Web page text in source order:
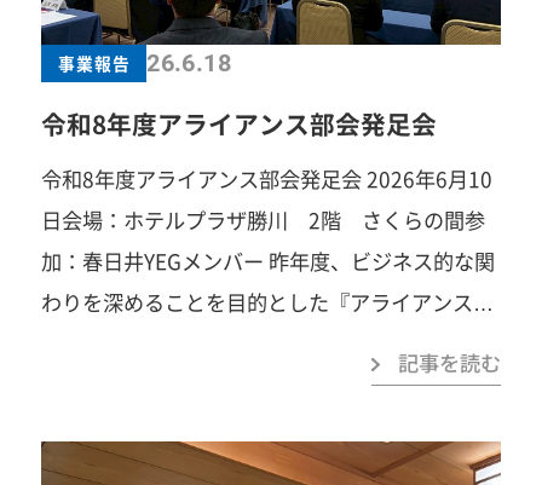
にて懇親会を開催。各単会のメンバーが席を交え
て着席し、ソフトボールだけでなく青年部活動や
垣根を越えた有意義な交流の場となりました。 ご
参加いただきました犬山YEG、小牧YEGの皆様、
春日井の地までお越しいただき誠にありがとうご
ざいました。 また、合同練習会の企画・設営・運
営をしていただいた加藤キャプテンをはじめ、関
に予定されていた大会は天候不良のため、残念な
ールを調整頂いた参加予定だった皆様そして、事
事業報告 26.6.18
令和8年度アライアンス部会発足会
令和8年度アライアンス部会発足会 2026年6月10
日会場：ホテルプラザ勝川 2階 さくらの間参
加：春日井YEGメンバー 昨年度、ビジネス的な関
わりを深めることを目的とした『アライアンス部
「連携」や「同盟」を意味する言葉です。昨年度
軽に参加し対話できる場を作りました。この対話
記事を読む